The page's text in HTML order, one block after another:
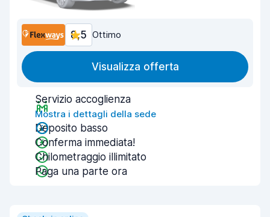
8,5 Ottimo
Visualizza offerta
Servizio accoglienza
Mostra i dettagli della sede
Deposito basso
Conferma immediata!
Chilometraggio illimitato
Paga una parte ora